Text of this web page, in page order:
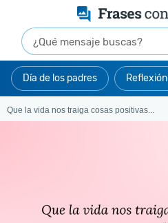
Día de los padres Reflexión
Que la vida nos traiga cosas positivas...